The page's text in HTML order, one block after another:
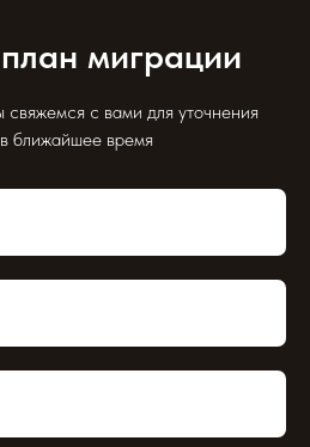
миграции
с вами для уточнения
ближайшее время